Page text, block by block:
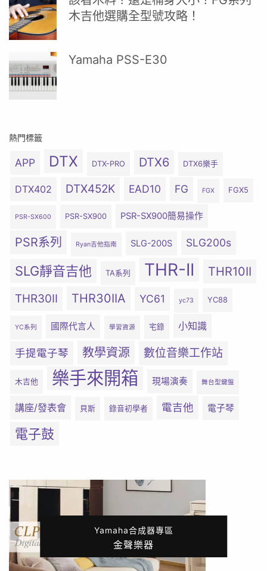
木吉他選購全型號攻略！
Yamaha PSS-E30
熱門標籤
APP DTX DTX-PRO DTX6 DTX6樂手
DTX402 DTX452K EAD10 FG FGX FGX5
PSR-SX600 PSR-SX900 PSR-SX900簡易操作
PSR系列 Ryan吉他指南 SLG-200S SLG200s
SLG靜音吉他 TA系列 THR-II THR10II
THR30II THR30IIA YC61 yc73 YC88
YC系列 國際代言人 學習資源 宅錄 小知識
手提電子琴 教學資源 數位音樂工作站
木吉他 樂手來開箱 現場演奏 舞台型鍵盤
講座/發表會 貝斯 錄音初學者 電吉他 電子琴
電子鼓
Yamaha合成器專區
金聲樂器